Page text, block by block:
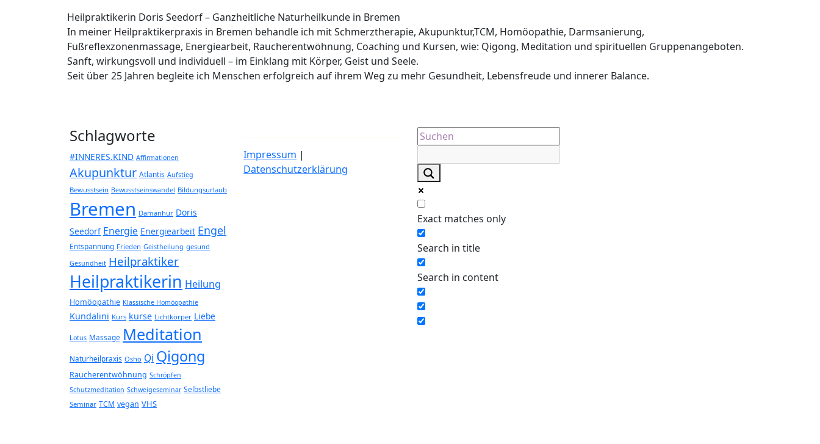
Heilpraktikerin Doris Seedorf – Ganzheitliche Naturheilkunde in Bremen
In meiner Heilpraktikerpraxis in Bremen behandle ich mit Schmerztherapie, Akupunktur,TCM, Homöopathie, Darmsanierung,
Fußreflexzonenmassage, Energiearbeit, Raucherentwöhnung, Coaching und Kursen, wie: Qigong, Meditation und spirituellen Gruppenangeboten.
Sanft, wirkungsvoll und individuell – im Einklang mit Körper, Geist und Seele.
Seit über 25 Jahren begleite ich Menschen erfolgreich auf ihrem Weg zu mehr Gesundheit, Lebensfreude und innerer Balance.
Schlagworte
#INNERES.KIND Affirmationen
Akupunktur Atlantis Aufstieg
Bewusstsein Bewusstseinswandel Bildungsurlaub
Bremen Damanhur Doris
Seedorf Energie Energiearbeit Engel
Entspannung Frieden Geistheilung gesund
Gesundheit Heilpraktiker
Heilpraktikerin Heilung
Homöopathie Klassische Homöopathie
Kundalini Kurs kurse Lichtkörper Liebe
Lotus Massage Meditation
Naturheilpraxis Osho Qi Qigong
Raucherentwöhnung Schröpfen
Schutzmeditation Schweigeseminar Selbstliebe
Seminar TCM vegan VHS
Impressum |
Datenschutzerklärung
Exact matches only
Search in title
Search in content